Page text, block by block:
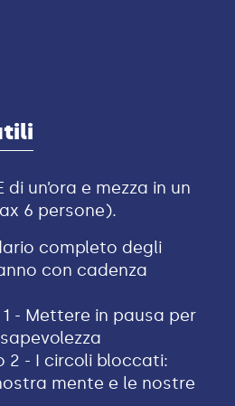
di un’ora e mezza in un
6 persone).
completo degli
con cadenza
- Mettere in pausa per
2 - I circoli bloccati:
mente e le nostre